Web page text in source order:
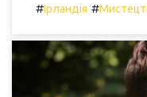
#Ірландія #